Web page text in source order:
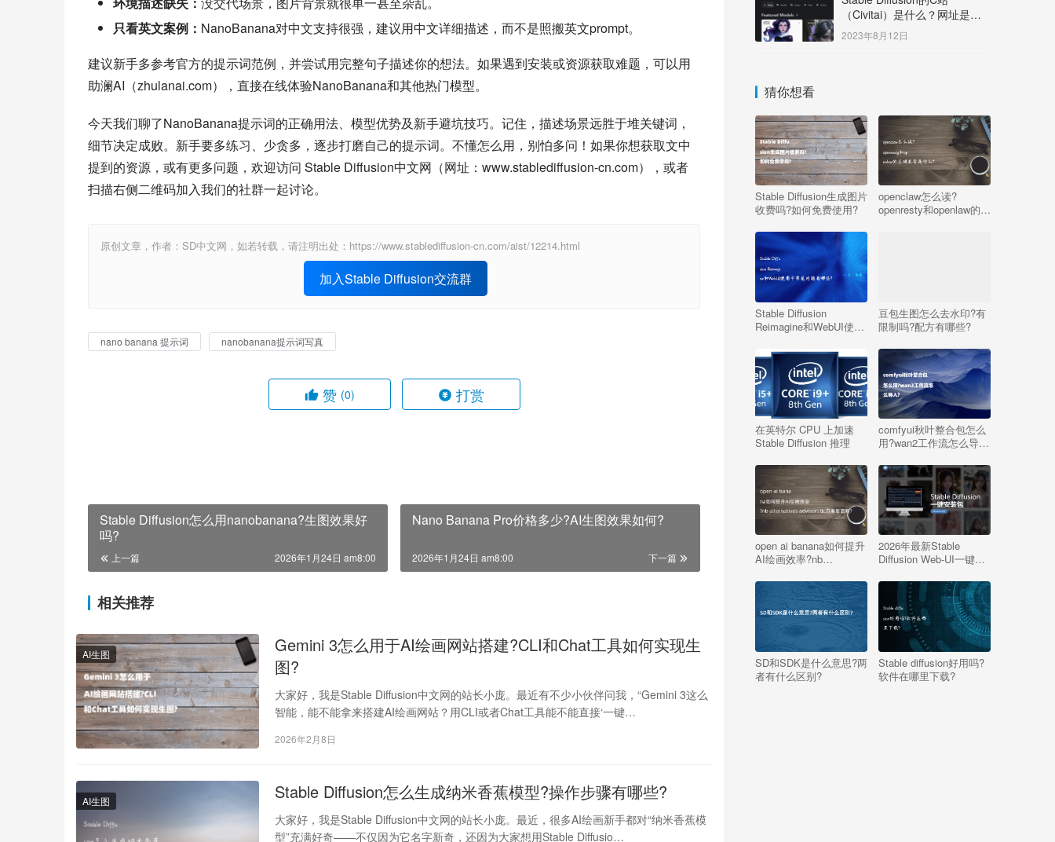
只看英文案例： NanoBanana对中文支持很强，建议用中文详细描述，而不是照搬英文prompt。
建议新手多参考官方的提示词范例，并尝试用完整句子描述你的想法。如果遇到安装或资源获取难题，可以用
助澜AI（zhulanai.com），直接在线体验NanoBanana和其他热门模型。
今天我们聊了NanoBanana提示词的正确用法、模型优势及新手避坑技巧。记住，描述场景远胜于堆关键词，
细节决定成败。新手要多练习、少贪多，逐步打磨自己的提示词。不懂怎么用，别怕多问！如果你想获取文中
提到的资源，或有更多问题，欢迎访问 Stable Diffusion中文网（网址：www.stablediffusion-cn.com），或者
扫描右侧二维码加入我们的社群一起讨论。
原创文章，作者：SD中文网，如若转载，请注明出处：https://www.stablediffusion-cn.com/aist/12214.html
加入Stable Diffusion交流群
nano banana 提示词 nanobanana提示词写真
赞 (0) 打赏
Stable Diffusion怎么用nanobanana?生图效果好
吗?
上一篇 2026年1月24日 am8:00
Nano Banana Pro价格多少?AI生图效果如何?
下一篇
2026年1月24日 am8:00
相关推荐
AI生图
Gemini 3怎么用于AI绘画网站搭建?CLI和Chat工具如何实现生
图?
大家好，我是Stable Diffusion中文网的站长小庞。最近有不少小伙伴问我，“Gemini 3这么
智能，能不能拿来搭建AI绘画网站？用CLI或者Chat工具能不能直接‘一键…
2026年2月8日
AI生图 Stable Diffusion怎么生成纳米香蕉模型?操作步骤有哪些?
大家好，我是Stable Diffusion中文网的站长小庞。最近，很多AI绘画新手都对“纳米香蕉模
型”充满好奇——不仅因为它名字新奇，还因为大家想用Stable Diffusio…
（Civitai）是什么？网址是多
少？
2023年8月12日
猜你想看
Stable Diffusion生成图片
收费吗?如何免费使用?
openclaw怎么读?
openresty和openlaw的正
Stable Diffusion
Reimagine和WebUI使用
豆包生图怎么去水印?有
限制吗?配方有哪些?
在英特尔 CPU 上加速
Stable Diffusion 推理
comfyui秋叶整合包怎么
用?wan2工作流怎么导
open ai banana如何提升
AI绘画效率?nb
方案靠谱吗?
2026年最新Stable
Diffusion Web-UI一键安
【支持50系显卡】
SD和SDK是什么意思?两
者有什么区别?
Stable diffusion好用吗?
软件在哪里下载?